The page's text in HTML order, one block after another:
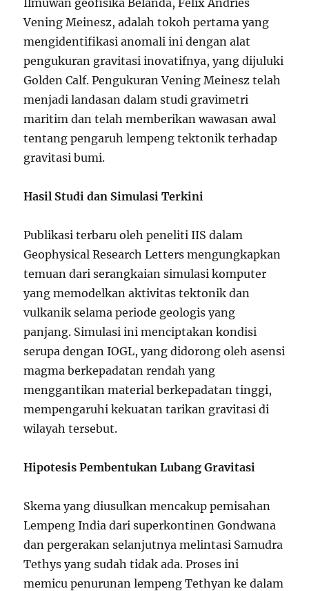
Vening Meinesz, adalah tokoh pertama yang
mengidentifikasi anomali ini dengan alat
pengukuran gravitasi inovatifnya, yang dijuluki
Golden Calf. Pengukuran Vening Meinesz telah
menjadi landasan dalam studi gravimetri
maritim dan telah memberikan wawasan awal
tentang pengaruh lempeng tektonik terhadap
gravitasi bumi.
Hasil Studi dan Simulasi Terkini
Publikasi terbaru oleh peneliti IIS dalam
Geophysical Research Letters mengungkapkan
temuan dari serangkaian simulasi komputer
yang memodelkan aktivitas tektonik dan
vulkanik selama periode geologis yang
panjang. Simulasi ini menciptakan kondisi
serupa dengan IOGL, yang didorong oleh asensi
magma berkepadatan rendah yang
menggantikan material berkepadatan tinggi,
mempengaruhi kekuatan tarikan gravitasi di
wilayah tersebut.
Hipotesis Pembentukan Lubang Gravitasi
Skema yang diusulkan mencakup pemisahan
Lempeng India dari superkontinen Gondwana
dan pergerakan selanjutnya melintasi Samudra
Tethys yang sudah tidak ada. Proses ini
memicu penurunan lempeng Tethyan ke dalam